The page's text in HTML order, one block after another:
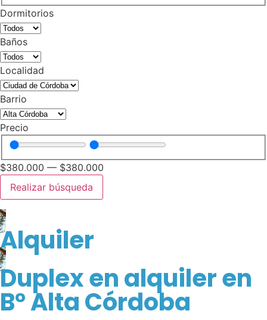
Dormitorios
Baños
Localidad
Barrio
Precio
$380.000 — $380.000
Realizar búsqueda
Alquiler
Duplex en alquiler en
B° Alta Córdoba